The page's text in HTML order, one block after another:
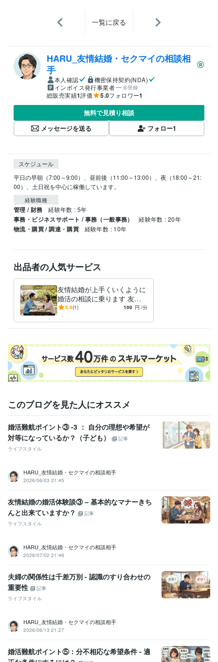
一覧に戻る
HARU_友情結婚・セクマイの相談相
手
本人確認
機密保持契約(NDA)
インボイス発行事業者
未登録
総販売実績1評価 5.0フォロワー1
無料で見積り相談
メッセージを送る
フォロー1
スケジュール
平日の早朝（7:00～9:00）、昼前後（11:00～13:00）、夜（18:00～21:
00）、土日祝を中心に稼働しています。
経験職種
管理 / 財務 経験年数 : 5年
事務・ビジネスサポート / 事務（一般事務） 経験年数 : 20年
物流・購買 / 調達・購買 経験年数 : 10年
出品者の人気サービス
友情結婚が上手くいくように
婚活の相談に乗ります 友情
結婚活動歴3年/成功も失敗も
す
5.0(1) 100 円 /分
このブログを見た人にオススメ
婚活難航ポイント③ -3 ： 自分の理想や希望が
対等になっているか？（子ども）
記事
ライフスタイル
HARU_友情結婚・セクマイの相談相手
2026/06/03 21:45
友情結婚の婚活体験談③ – 基本的なマナーきち
んと出来ていますか？
記事
ライフスタイル
HARU_友情結婚・セクマイの相談相手
2026/07/02 21:46
夫婦の関係性は千差万別 - 認識のすり合わせの
重要性
記事
ライフスタイル
HARU_友情結婚・セクマイの相談相手
2026/06/13 21:27
婚活難航ポイント⑤：分不相応な希望条件 - 適